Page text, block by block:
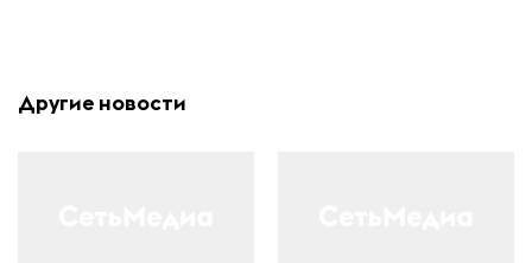
Другие новости